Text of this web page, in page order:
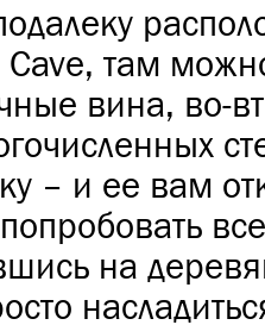
там
вина, во-
– и ее вам
на